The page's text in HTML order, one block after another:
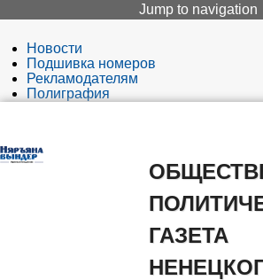
Jump to navigation
Новости
Подшивка номеров
Рекламодателям
Полиграфия
ГАЗЕТА